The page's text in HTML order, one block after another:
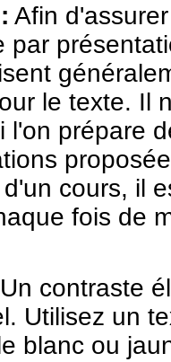
Afin
par
le texte. Il
l'on prépare
cours, il
fois de
Un contraste
Utilisez un
blanc ou